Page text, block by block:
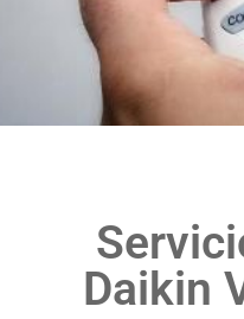
Daikin